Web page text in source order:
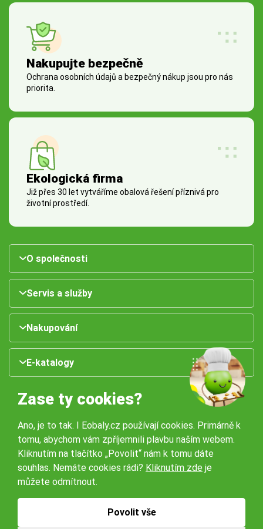
Nakupujte bezpečně
Ochrana osobních údajů a bezpečný nákup jsou pro nás
priorita.
Ekologická firma
Již přes 30 let vytváříme obalová řešení příznivá pro
životní prostředí.
O společnosti
Servis a služby
Nakupování
E-katalogy
Naše pobočky:
Obchodní podmínky
Zase ty cookies?
Ano, je to tak. I Eobaly.cz používají cookies. Primárně k
tomu, abychom vám zpříjemnili plavbu naším webem.
Kliknutím na tlačítko „Povolit“ nám k tomu dáte
souhlas. Nemáte cookies rádi? Kliknutím zde je
můžete odmítnout.
Povolit vše